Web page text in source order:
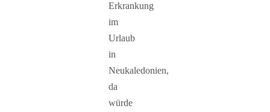
Erkrankung
im
Urlaub
in
Neukaledonien,
da
würde